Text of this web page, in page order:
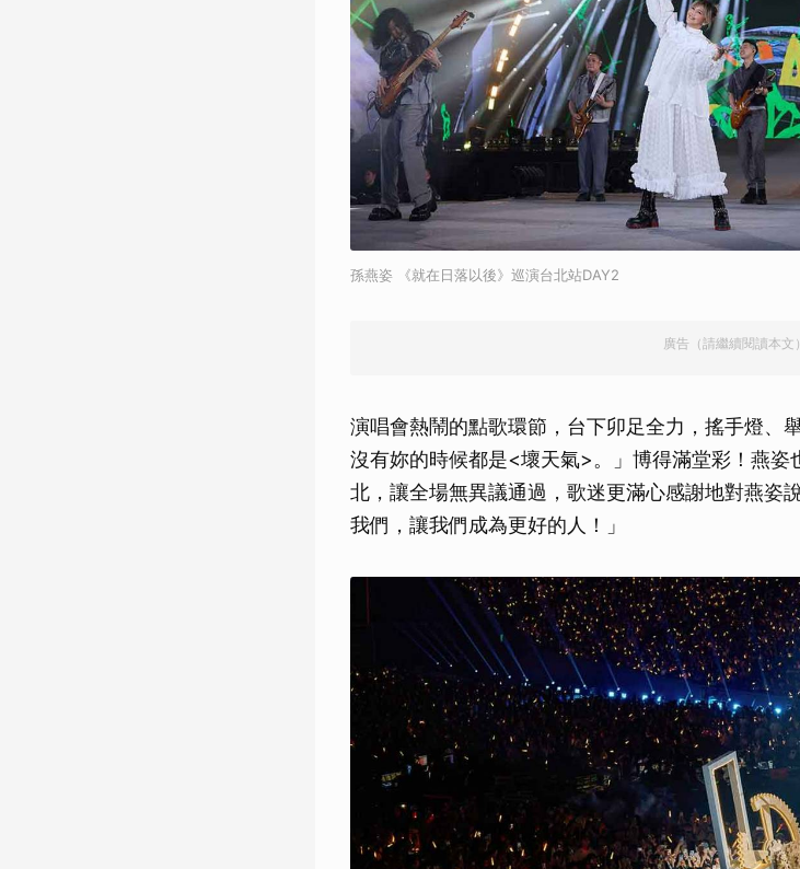
孫燕姿 《就在日落以後》巡演台北站DAY2
廣告（請繼續閱讀本文）
演唱會熱鬧的點歌環節，台下卯足全力，搖手燈、
沒有妳的時候都是<壞天氣>。」博得滿堂彩！燕姿
北，讓全場無異議通過，歌迷更滿心感謝地對燕姿
我們，讓我們成為更好的人！」